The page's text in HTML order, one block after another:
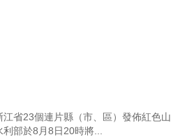
省23個連片縣（市、區）發佈紅色山
部於8月8日20時將...